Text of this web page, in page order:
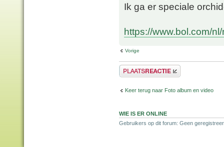
Ik ga er speciale
https://www.bol.com/
Vorige
Plaats een reactie
Keer terug naar Foto album en video
WIE IS ER ONLINE
Gebruikers op dit forum: Geen